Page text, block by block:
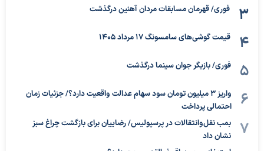
فوری/ قهرمان مسابقات مردان آهنین درگذشت
قیمت گوشی‌های سامسونگ 17 مرداد 1405
فوری/ بازیگر جوان سینما درگذشت
واریز ۳ میلیون تومان سود سهام عدالت واقعیت دارد؟/ جزئیات زمان
احتمالی پرداخت
بمب نقل‌وانتقالات در پرسپولیس/ رضاییان برای بازگشت چراغ سبز
نشان داد